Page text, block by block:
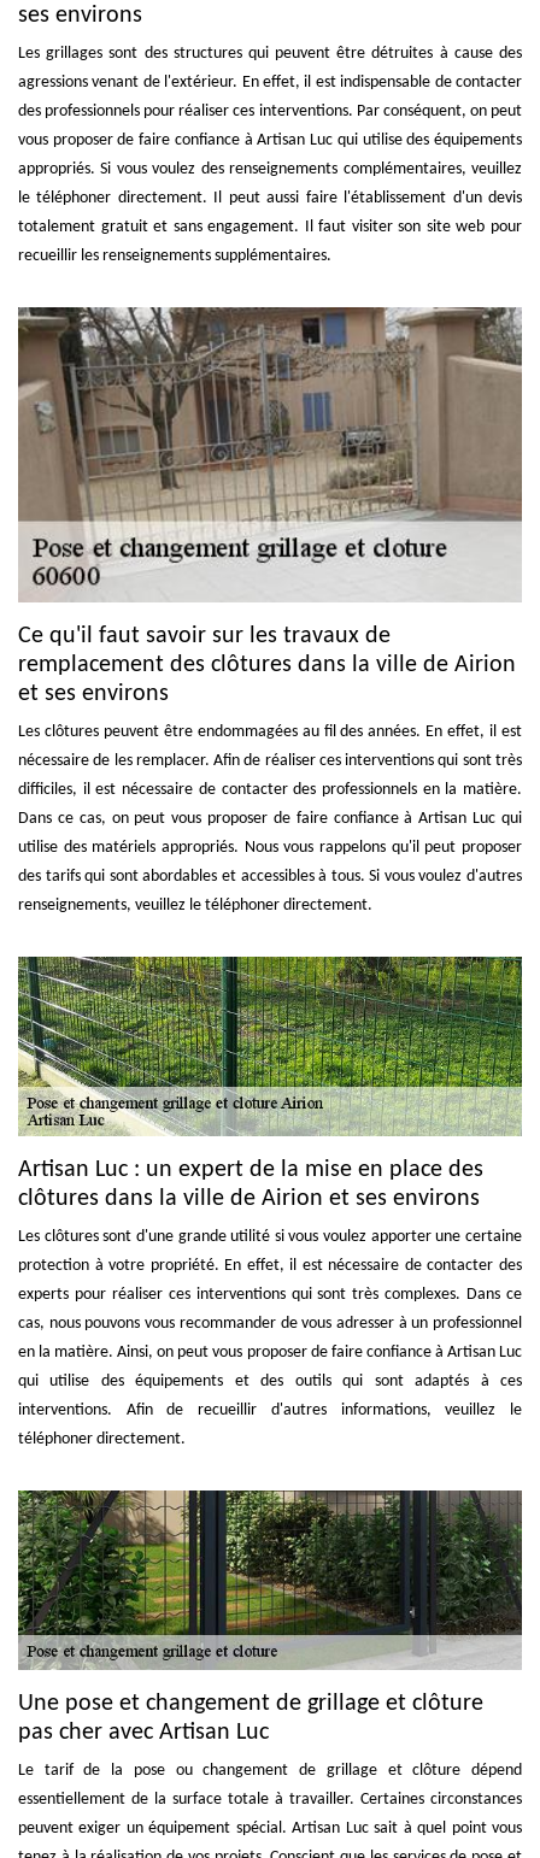
ses environs
Les grillages sont des structures qui peuvent être détruites à cause des
agressions venant de l'extérieur. En effet, il est indispensable de contacter
des professionnels pour réaliser ces interventions. Par conséquent, on peut
vous proposer de faire confiance à Artisan Luc qui utilise des équipements
appropriés. Si vous voulez des renseignements complémentaires, veuillez
le téléphoner directement. Il peut aussi faire l'établissement d'un devis
totalement gratuit et sans engagement. Il faut visiter son site web pour
recueillir les renseignements supplémentaires.
Ce qu'il faut savoir sur les travaux de
remplacement des clôtures dans la ville de Airion
et ses environs
Les clôtures peuvent être endommagées au fil des années. En effet, il est
nécessaire de les remplacer. Afin de réaliser ces interventions qui sont très
difficiles, il est nécessaire de contacter des professionnels en la matière.
Dans ce cas, on peut vous proposer de faire confiance à Artisan Luc qui
utilise des matériels appropriés. Nous vous rappelons qu'il peut proposer
des tarifs qui sont abordables et accessibles à tous. Si vous voulez d'autres
renseignements, veuillez le téléphoner directement.
Artisan Luc : un expert de la mise en place des
clôtures dans la ville de Airion et ses environs
Les clôtures sont d'une grande utilité si vous voulez apporter une certaine
protection à votre propriété. En effet, il est nécessaire de contacter des
experts pour réaliser ces interventions qui sont très complexes. Dans ce
cas, nous pouvons vous recommander de vous adresser à un professionnel
en la matière. Ainsi, on peut vous proposer de faire confiance à Artisan Luc
qui utilise des équipements et des outils qui sont adaptés à ces
interventions. Afin de recueillir d'autres informations, veuillez le
téléphoner directement.
Une pose et changement de grillage et clôture
pas cher avec Artisan Luc
Le tarif de la pose ou changement de grillage et clôture dépend
essentiellement de la surface totale à travailler. Certaines circonstances
peuvent exiger un équipement spécial. Artisan Luc sait à quel point vous